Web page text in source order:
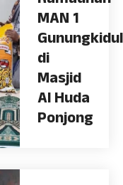
MAN 1
Gunungkidul
di
Masjid
Al Huda
Ponjong